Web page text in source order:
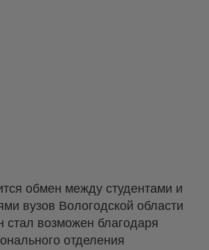
обмен между студентами и
вузов Вологодской области
стал возможен благодаря
отделения